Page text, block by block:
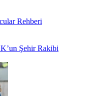
Rehberi
Şehir Rakibi